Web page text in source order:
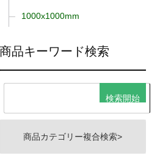
1000x1000mm
商品キーワード検索
商品カテゴリー複合検索>